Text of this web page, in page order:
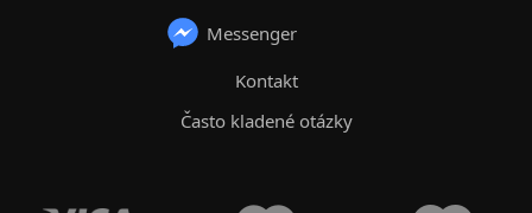
Messenger
Kontakt
Často kladené otázky